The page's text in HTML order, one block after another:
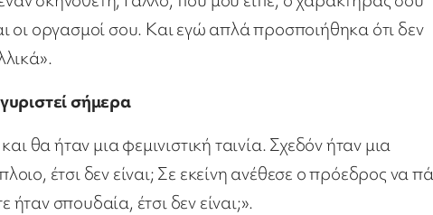
οι οργασμοί σου. Και εγώ απλά προσποιήθηκα ότι δεν
σήμερα
ήταν μια φεμινιστική ταινία. Σχεδόν ήταν μια
έτσι δεν είναι; Σε εκείνη ανέθεσε ο πρόεδρος να
σπουδαία, έτσι δεν είναι;».